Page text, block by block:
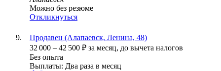
Можно без резюме
Откликнуться
Продавец (Алапаевск, Ленина, 48)
32 000 – 42 500 ₽ за месяц, до вычета налогов
Без опыта
Выплаты: Два раза в месяц